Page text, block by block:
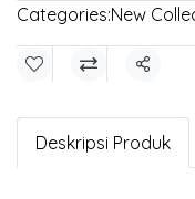
Categories:New
Share
Deskripsi Produk